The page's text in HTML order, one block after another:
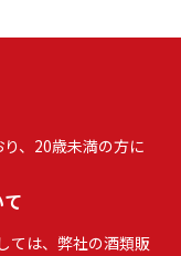
、20歳未満の方に
ては、弊社の酒類販